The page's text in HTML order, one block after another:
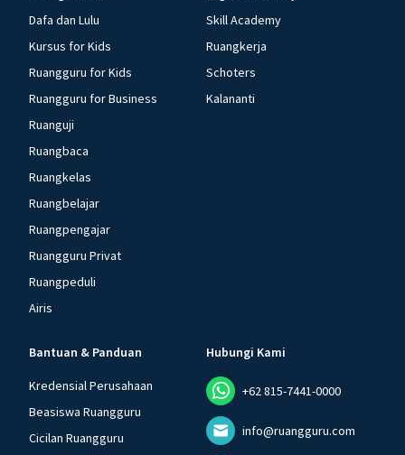
Dafa dan Lulu
Kursus for Kids
Ruangguru for Kids
Ruangguru for Business
Ruanguji
Ruangbaca
Ruangkelas
Ruangbelajar
Ruangpengajar
Ruangguru Privat
Ruangpeduli
Airis
Skill Academy
Ruangkerja
Schoters
Kalananti
Bantuan & Panduan
Kredensial Perusahaan
Beasiswa Ruangguru
Cicilan Ruangguru
Hubungi Kami
+62 815-7441-0000
info@ruangguru.com